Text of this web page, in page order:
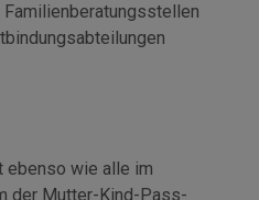
Familienberatungsstellen
ebenso wie alle im
der Mutter-Kind-Pass-